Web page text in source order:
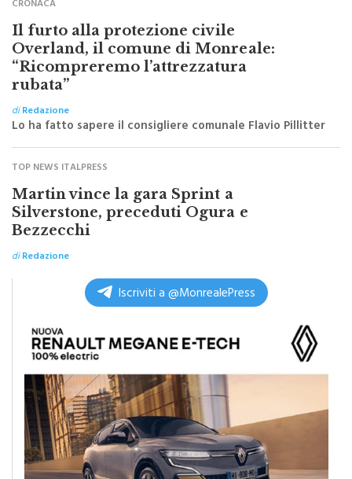
Il furto alla protezione civile
Overland, il comune di Monreale:
“Ricompreremo l’attrezzatura
rubata”
diRedazione
Lo ha fatto sapere il consigliere comunale Flavio Pillitter
TOP NEWS ITALPRESS
Martin vince la gara Sprint a
Silverstone, preceduti Ogura e
Bezzecchi
diRedazione
Iscriviti a @MonrealePress